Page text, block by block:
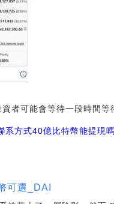
者可能會等待一段時間
系方式40億比特幣能提現嗎
可選_DAI